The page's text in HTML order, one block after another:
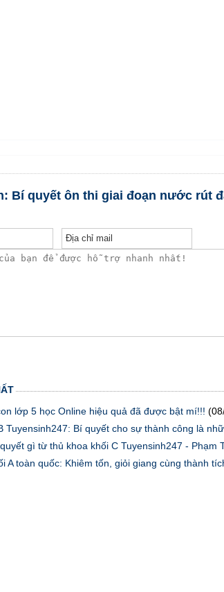
Bí quyết ôn thi giai đoạn nước rút
lớp 5 học Online hiệu quả đã được bật mí!!!
Tuyensinh247: Bí quyết cho sự thành công là
gì từ thủ khoa khối C Tuyensinh247 - Phạm
A toàn quốc: Khiêm tốn, giỏi giang cùng thành